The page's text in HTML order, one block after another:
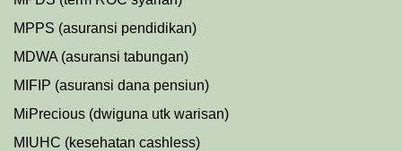
MPPS (asuransi pendidikan)
MDWA (asuransi tabungan)
MIFIP (asuransi dana pensiun)
MiPrecious (dwiguna utk warisan)
MIUHC (kesehatan cashless)